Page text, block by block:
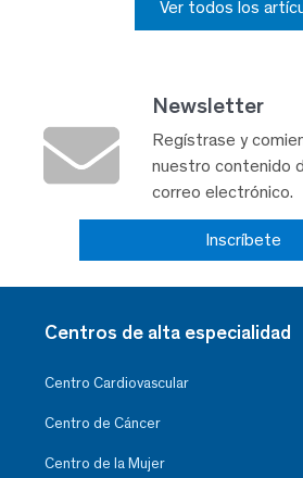
Ver todos los
Newsletter
Regístrase y
nuestro contenido
correo electrónico.
Inscríbete
Centros de alta especialidad
Centro Cardiovascular
Centro de Cáncer
Centro de la Mujer